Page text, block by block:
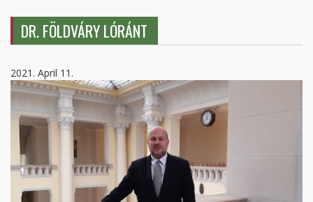
DR. FÖLDVÁRY LÓRÁNT
2021. April 11.